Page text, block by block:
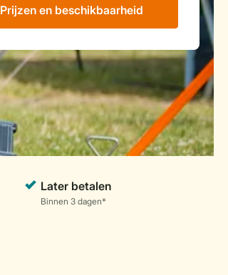
Prijzen en beschikbaarheid